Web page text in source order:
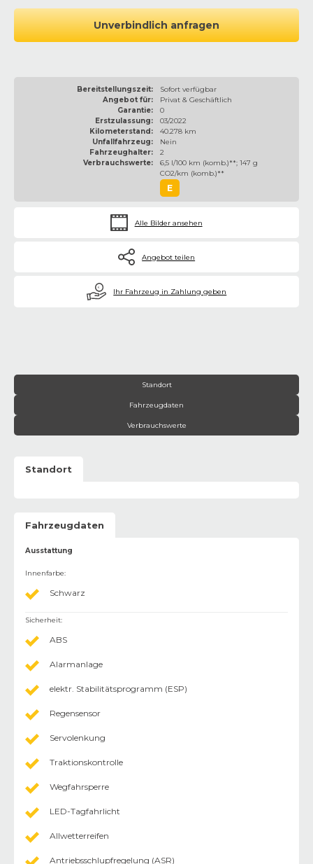
Unverbindlich anfragen
Bereitstellungszeit:
Sofort verfügbar
Angebot für:
Privat & Geschäftlich
Garantie:
0
Erstzulassung:
03/2022
Kilometerstand:
40.278 km
Unfallfahrzeug:
Nein
Fahrzeughalter:
2
Verbrauchswerte:
6,5 l/100 km (komb.)**; 147 g
CO2/km (komb.)**
E
Alle Bilder ansehen
Angebot teilen
€ Ihr Fahrzeug in Zahlung geben
Standort
Fahrzeugdaten
Verbrauchswerte
Standort
Fahrzeugdaten
Ausstattung
Innenfarbe:
Schwarz
Sicherheit:
ABS
Alarmanlage
elektr. Stabilitätsprogramm (ESP)
Regensensor
Servolenkung
Traktionskontrolle
Wegfahrsperre
LED-Tagfahrlicht
Allwetterreifen
Antriebsschlupfregelung (ASR)